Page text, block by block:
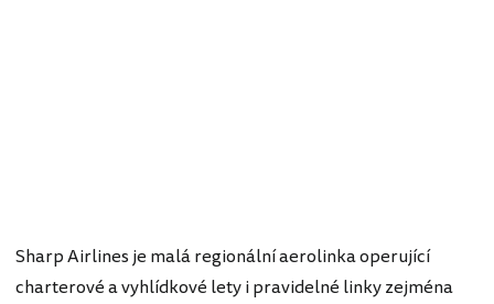
Sharp Airlines je malá regionální aerolinka operující
charterové a vyhlídkové lety i pravidelné linky zejména